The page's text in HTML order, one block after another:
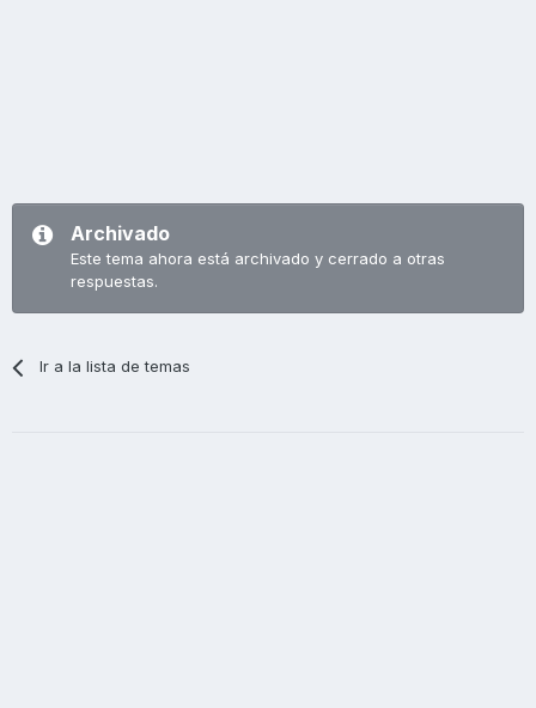
Archivado
Este tema ahora está archivado y cerrado a otras
respuestas.
Ir a la lista de temas